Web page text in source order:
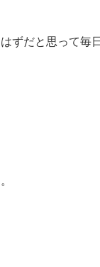
だと思って毎